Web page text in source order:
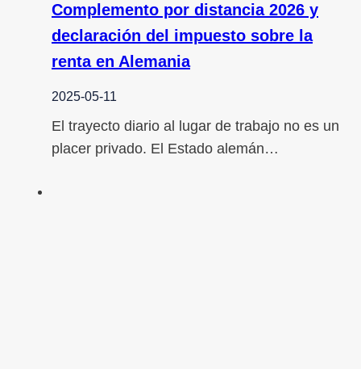
Complemento por distancia 2026 y
declaración del impuesto sobre la
renta en Alemania
2025-05-11
El trayecto diario al lugar de trabajo no es un
placer privado. El Estado alemán…